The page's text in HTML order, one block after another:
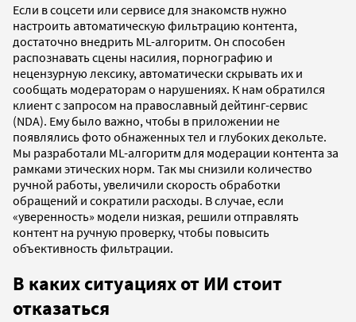
Если в соцсети или сервисе для знакомств нужно
настроить автоматическую фильтрацию контента,
достаточно внедрить ML-алгоритм. Он способен
распознавать сцены насилия, порнографию и
нецензурную лексику, автоматически скрывать их и
сообщать модераторам о нарушениях. К нам обратился
клиент с запросом на православный дейтинг-сервис
(NDA). Ему было важно, чтобы в приложении не
появлялись фото обнаженных тел и глубоких декольте.
Мы разработали ML-алгоритм для модерации контента за
рамками этических норм. Так мы снизили количество
ручной работы, увеличили скорость обработки
обращений и сократили расходы. В случае, если
«уверенность» модели низкая, решили отправлять
контент на ручную проверку, чтобы повысить
объективность фильтрации.
В каких ситуациях от ИИ стоит
отказаться